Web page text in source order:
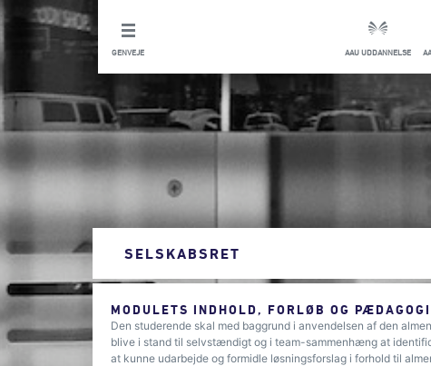
GENVEJE AAU UDDANNELSE
SELSKABSRET
MODULETS INDHOLD, FORLØB OG
Den studerende skal med baggrund i anvendelsen af den
blive i stand til selvstændigt og i team-sammenhæng at
at kunne udarbejde og formidle løsningsforslag i forhold til